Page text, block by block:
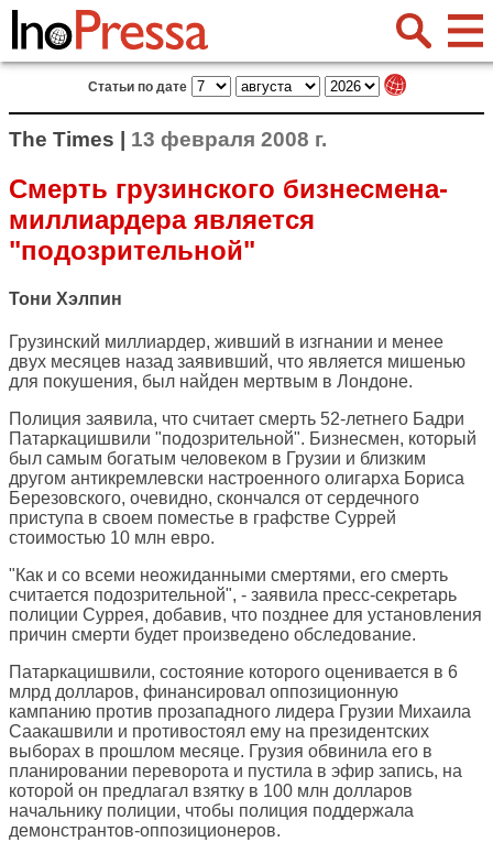
Статьи по дате
The Times | 13 февраля 2008 г.
Смерть грузинского бизнесмена-
миллиардера является
"подозрительной"
Тони Хэлпин
Грузинский миллиардер, живший в изгнании и менее
двух месяцев назад заявивший, что является мишенью
для покушения, был найден мертвым в Лондоне.
Полиция заявила, что считает смерть 52-летнего Бадри
Патаркацишвили "подозрительной". Бизнесмен, который
был самым богатым человеком в Грузии и близким
другом антикремлевски настроенного олигарха Бориса
Березовского, очевидно, скончался от сердечного
приступа в своем поместье в графстве Суррей
стоимостью 10 млн евро.
"Как и со всеми неожиданными смертями, его смерть
считается подозрительной", - заявила пресс-секретарь
полиции Суррея, добавив, что позднее для установления
причин смерти будет произведено обследование.
Патаркацишвили, состояние которого оценивается в 6
млрд долларов, финансировал оппозиционную
кампанию против прозападного лидера Грузии Михаила
Саакашвили и противостоял ему на президентских
выборах в прошлом месяце. Грузия обвинила его в
планировании переворота и пустила в эфир запись, на
которой он предлагал взятку в 100 млн долларов
начальнику полиции, чтобы полиция поддержала
демонстрантов-оппозиционеров.